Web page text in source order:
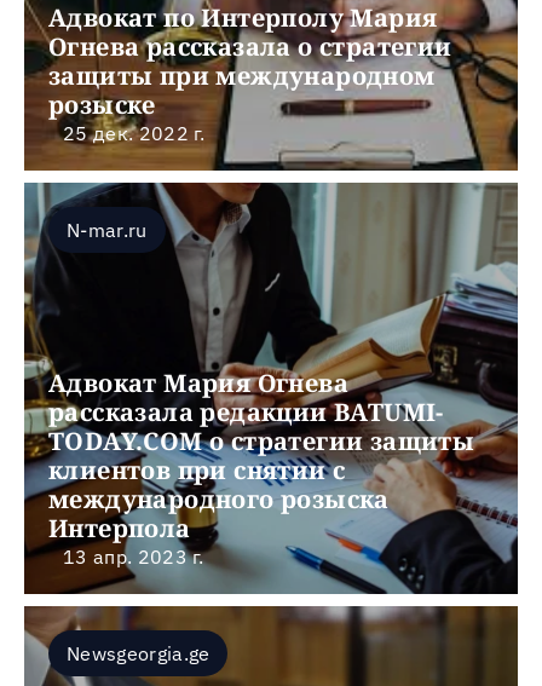
Адвокат по Интерполу Мария
Огнева рассказала о стратегии
защиты при международном
розыске
25 дек. 2022 г.
N-mar.ru
Адвокат Мария Огнева
рассказала редакции BATUMI-
TODAY.COM о стратегии защиты
клиентов при снятии с
международного розыска
Интерпола
13 апр. 2023 г.
Newsgeorgia.ge